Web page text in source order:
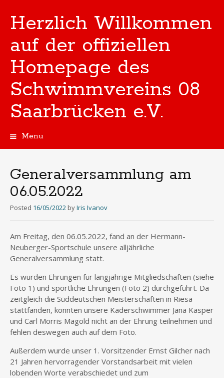
Herzlich Willkommen
auf der offiziellen
Homepage des
Schwimmvereins 08
Saarbrücken e.V.
Menu
Generalversammlung am
06.05.2022
Posted 16/05/2022 byIris Ivanov
Am Freitag, den 06.05.2022, fand an der Hermann-
Neuberger-Sportschule unsere alljährliche
Generalversammlung statt.
Es wurden Ehrungen für langjährige Mitgliedschaften (siehe
Foto 1) und sportliche Ehrungen (Foto 2) durchgeführt. Da
zeitgleich die Süddeutschen Meisterschaften in Riesa
stattfanden, konnten unsere Kaderschwimmer Jana Kasper
und Carl Morris Magold nicht an der Ehrung teilnehmen und
fehlen deswegen auch auf dem Foto.
Außerdem wurde unser 1. Vorsitzender Ernst Gilcher nach
21 Jahren hervorragender Vorstandsarbeit mit vielen
lobenden Worte verabschiedet und zum